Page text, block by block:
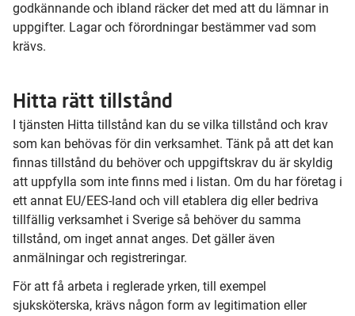
godkännande och ibland räcker det med att du lämnar in
uppgifter. Lagar och förordningar bestämmer vad som
krävs.
Hitta rätt tillstånd
I tjänsten Hitta tillstånd kan du se vilka tillstånd och krav
som kan behövas för din verksamhet. Tänk på att det kan
finnas tillstånd du behöver och uppgiftskrav du är skyldig
att uppfylla som inte finns med i listan. Om du har företag i
ett annat EU/EES-land och vill etablera dig eller bedriva
tillfällig verksamhet i Sverige så behöver du samma
tillstånd, om inget annat anges. Det gäller även
anmälningar och registreringar.
För att få arbeta i reglerade yrken, till exempel
sjuksköterska, krävs någon form av legitimation eller